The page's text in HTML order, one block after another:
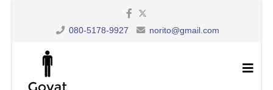
080-5178-9927 norito@gmail.com